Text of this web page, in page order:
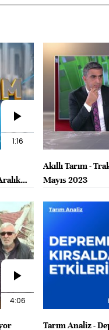
1:16
Akıllı Tarım -
Mayıs 2023
4:06
Tarım Analiz -